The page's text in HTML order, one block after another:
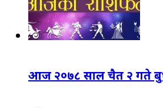
आज २०७८ साल चैत २ गते